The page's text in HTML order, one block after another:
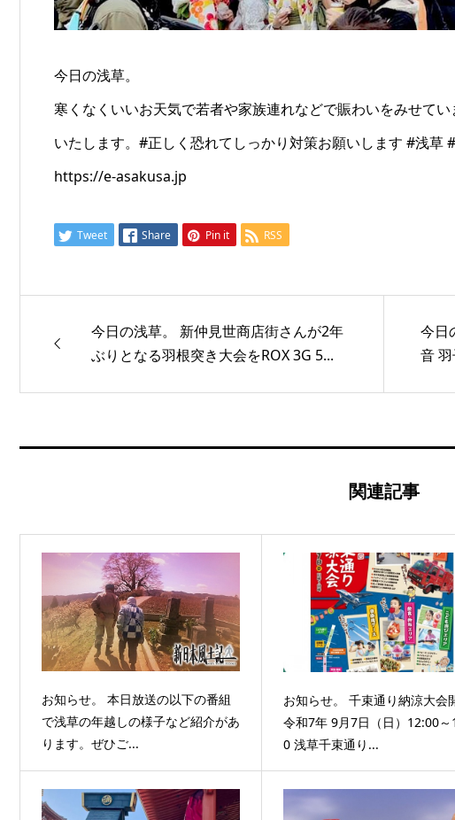
今日の浅草。
寒くなくいいお天気で若者や家族連れなどで賑わいをみせて
いたします。#正しく恐れてしっかり対策お願いします #浅
https://e-asakusa.jp
Tweet Share Pin it RSS
今日の浅草。 新仲見世商店街さんが2年
ぶりとなる羽根突き大会をROX 3G 5...
今日
音
関連記事
お知らせ。 本日放送の以下の番組
で浅草の年越しの様子など紹介があ
ります。ぜひご...
お知らせ。 千束通り納涼大会
令和7年 9月7日（日）12:00
0 浅草千束通り...